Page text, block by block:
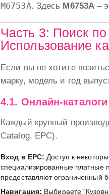
M6753A. Здесь M6753A –
Часть 3: Поиск
Использование
Если вы не хотите
марку, модель и год
4.1. Онлайн-
Каждый крупный
Catalog, EPC).
Вход в EPC: Доступ к
специализированные платные
предоставляют ограниченный
Навигация: Выбираете